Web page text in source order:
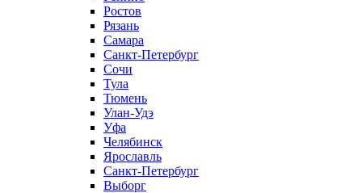
Ростов
Рязань
Самара
Санкт-Петербург
Сочи
Тула
Тюмень
Улан-Удэ
Уфа
Челябинск
Ярославль
Санкт-Петербург
Выборг